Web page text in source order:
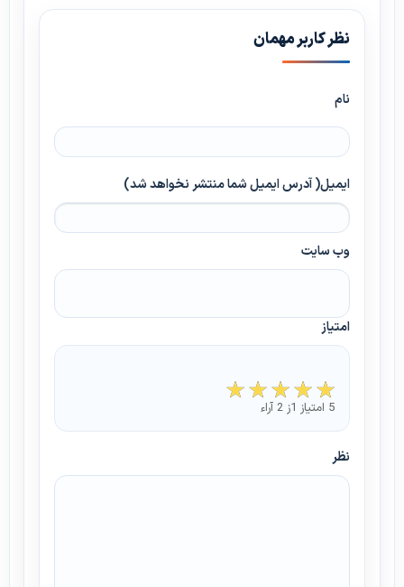
نظر کاربر مهمان
نام
ایمیل( آدرس ایمیل شما منتشر نخواهد شد)
وب سایت
امتیاز
5 امتیاز 1ز 2 آراء
نظر